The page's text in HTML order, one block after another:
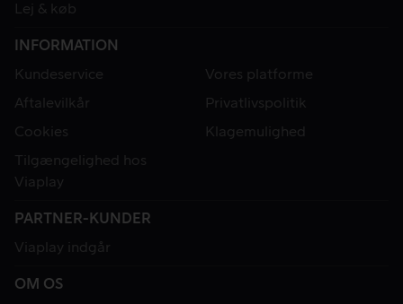
Lej & køb
INFORMATION
Kundeservice
Vores platforme
Aftalevilkår
Privatlivspolitik
Cookies
Klagemulighed
Tilgængelighed hos
Viaplay
PARTNER-KUNDER
Viaplay indgår
OM OS